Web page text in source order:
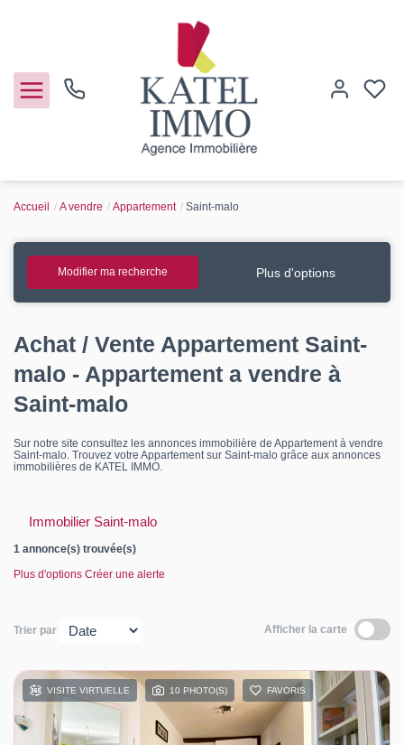
Vendre
Guide de l'immo
Contact
Katel Viager
Accueil A vendre Appartement Saint-malo
Modifier ma recherche Plus d'options
Achat / Vente Appartement Saint-
malo - Appartement a vendre à
Saint-malo
Sur notre site consultez les annonces immobilière de Appartement à vendre
Saint-malo. Trouvez votre Appartement sur Saint-malo grâce aux annonces
immobilières de KATEL IMMO.
Immobilier Saint-malo
1 annonce(s) trouvée(s)
Plus d'options Créer une alerte
Trier par Afficher la carte
VISITE VIRTUELLE 10 PHOTO(S) FAVORIS